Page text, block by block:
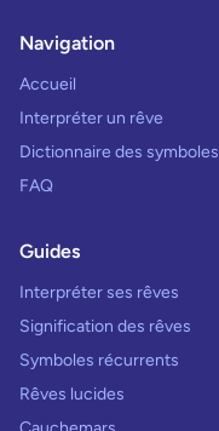
Navigation
Accueil
Interpréter un rêve
Dictionnaire des symboles
FAQ
Guides
Interpréter ses rêves
Signification des rêves
Symboles récurrents
Rêves lucides